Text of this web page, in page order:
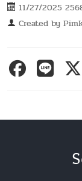
11/27/2025
Created by